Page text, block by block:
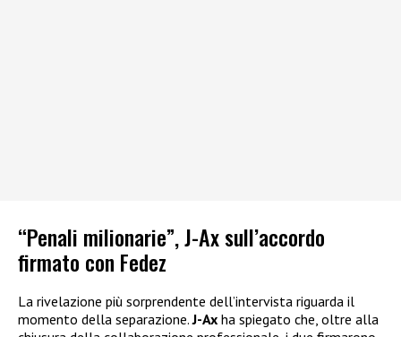
“Penali milionarie”, J-Ax sull’accordo
firmato con Fedez
La rivelazione più sorprendente dell’intervista riguarda il
momento della separazione.J-Ax ha spiegato che, oltre alla